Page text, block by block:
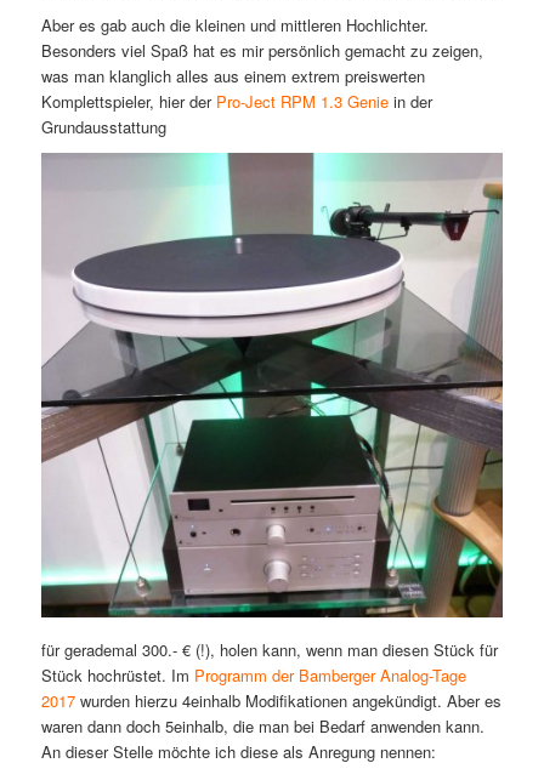
Aber es gab auch die kleinen und mittleren Hochlichter.
Besonders viel Spaß hat es mir persönlich gemacht zu zeigen,
was man klanglich alles aus einem extrem preiswerten
Komplettspieler, hier der Pro-Ject RPM 1.3 Geniein der
Grundausstattung
für gerademal 300.- € (!), holen kann, wenn man diesen Stück für
Stück hochrüstet. Im Programm der Bamberger Analog-Tage
2017wurden hierzu 4einhalb Modifikationen angekündigt. Aber es
waren dann doch 5einhalb, die man bei Bedarf anwenden kann.
An dieser Stelle möchte ich diese als Anregung nennen: